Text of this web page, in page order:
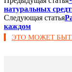
натуральных
Следующая статья
каждом
ЭТО МОЖЕТ